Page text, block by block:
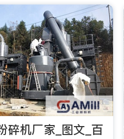
碎机厂家_图文_百